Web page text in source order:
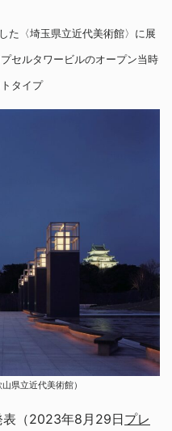
た〈埼玉県立近代美術館〉に展
セルタワービルのオープン当時
タイプ
県立近代美術館）
表（2023年8月29日プレ